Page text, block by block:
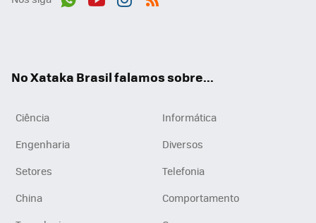
No Xataka Brasil falamos sobre...
Ciência
Informática
Engenharia
Diversos
Setores
Telefonia
China
Comportamento